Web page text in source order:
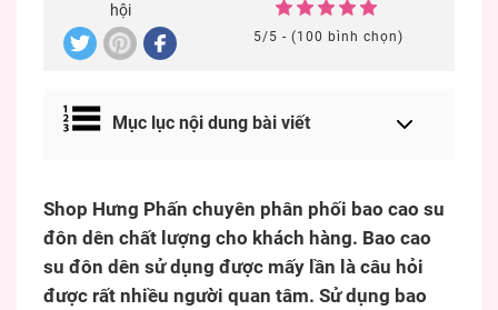
hội
5/5 - (100 bình chọn)
Mục lục nội dung bài viết
Shop Hưng Phấn chuyên phân phối bao cao su
đôn dên chất lượng cho khách hàng. Bao cao
su đôn dên sử dụng được mấy lần là câu hỏi
được rất nhiều người quan tâm. Sử dụng bao